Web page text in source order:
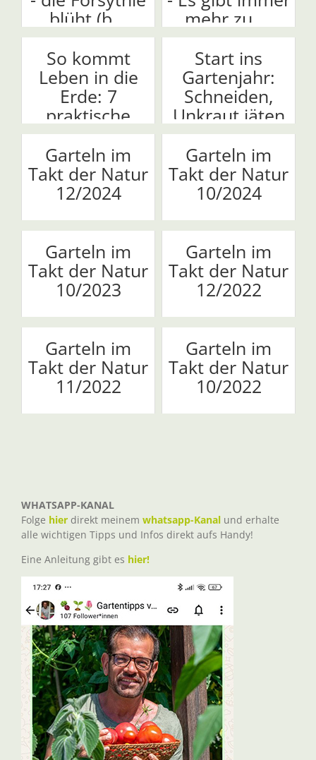
blüht (b...
mehr zu ...
So kommt
Leben in die
Erde: 7
praktische
Tipps
Start ins
Gartenjahr:
Schneiden,
Unkraut jäten
und...
Garteln im
Takt der Natur
12/2024
Garteln im
Takt der Natur
10/2024
Garteln im
Takt der Natur
10/2023
Garteln im
Takt der Natur
12/2022
Garteln im
Takt der Natur
11/2022
Garteln im
Takt der Natur
10/2022
WHATSAPP-KANAL
Folge hier direkt meinem whatsapp-Kanal und erhalte
alle wichtigen Tipps und Infos direkt aufs Handy!
Eine Anleitung gibt es hier!